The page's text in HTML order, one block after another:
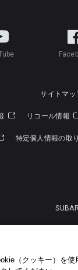
サイトマッ
リコール情報
特定個人情報の取
（クッキー）を使